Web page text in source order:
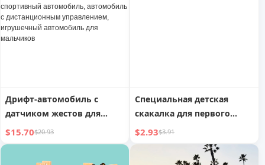
Дрифт-автомобиль с
датчиком жестов для
детей, гоночный
автомобиль,
$15.70$20.93
Специальная детская
скакалка для первого
класса, гоночный фитнес
$2.93$3.91